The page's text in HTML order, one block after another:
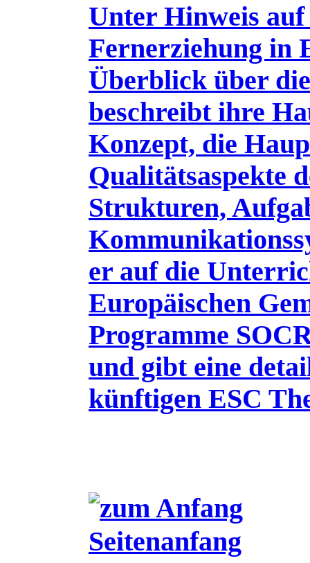
Unter Hinweis
Fernerziehung in
Überblick über
beschreibt ihre
Konzept, die
Qualitätsaspekte
Strukturen,
er auf die
Europäischen
Programme
und gibt eine
künftigen ESC
Seitenanfang